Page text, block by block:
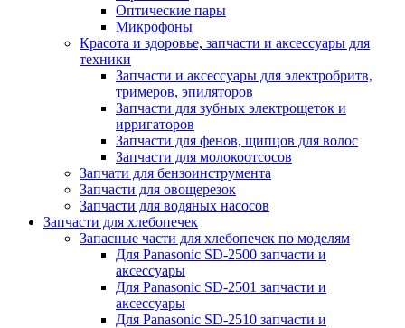
Оптические пары
Микрофоны
Красота и здоровье, запчасти и аксессуары для
техники
Запчасти и аксессуары для электробритв,
тримеров, эпиляторов
Запчасти для зубных электрощеток и
ирригаторов
Запчасти для фенов, щипцов для волос
Запчасти для молокоотсосов
Запчати для бензоинструмента
Запчасти для овощерезок
Запчасти для водяных насосов
Запчасти для хлебопечек
Запасные части для хлебопечек по моделям
Для Panasonic SD-2500 запчасти и
аксессуары
Для Panasonic SD-2501 запчасти и
аксессуары
Для Panasonic SD-2510 запчасти и